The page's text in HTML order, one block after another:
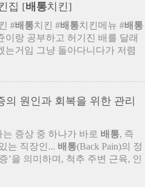
집 [배통치킨]
#배통치킨 #배통치킨메뉴 #배통
이랑 공부하고 허기진 배를 달래
는거임 그냥 돌아다니다가 저렴
의 원인과 회복을 위한 관리
증상 중 하나가 바로 배통, 즉
는 직장인... 배통(Back Pain)의 정
’을 의미하며, 척추 주변 근육, 인